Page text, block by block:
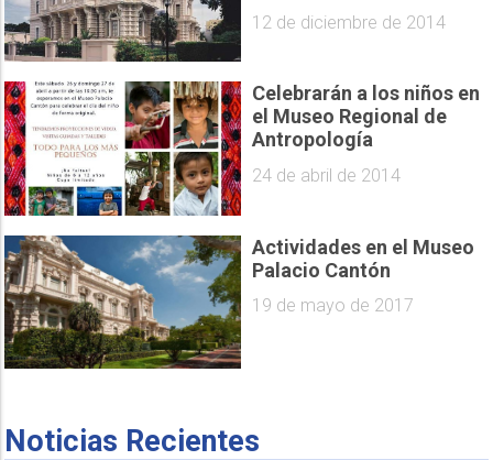
12 de diciembre de 2014
Celebrarán a los niños en
el Museo Regional de
Antropología
24 de abril de 2014
Actividades en el Museo
Palacio Cantón
19 de mayo de 2017
Noticias Recientes